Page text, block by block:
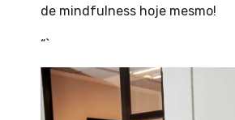
de mindfulness hoje mesmo!
“`